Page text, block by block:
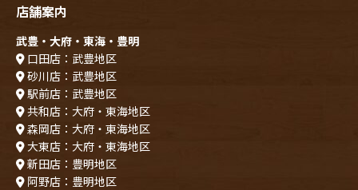
店舗案内
武豊・大府・東海・豊明
口田店：武豊地区
砂川店：武豊地区
駅前店：武豊地区
共和店：大府・東海地区
森岡店：大府・東海地区
大東店：大府・東海地区
新田店：豊明地区
阿野店：豊明地区